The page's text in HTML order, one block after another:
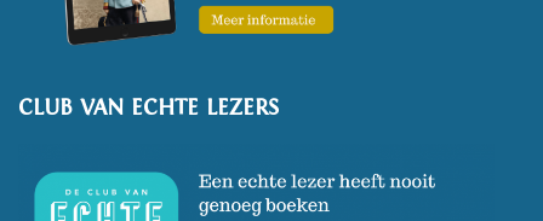
CLUB VAN ECHTE LEZERS